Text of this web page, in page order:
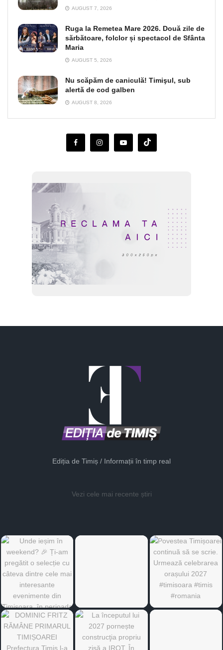
AUGUST 7, 2026
Ruga la Remetea Mare 2026. Două zile de
sărbătoare, folclor și spectacol de Sfânta
Maria
AUGUST 5, 2026
Nu scăpăm de caniculă! Timişul, sub
alertă de cod galben
AUGUST 8, 2026
Ediția de Timiș / Informații în timp real
Vezi cele mai recente știri